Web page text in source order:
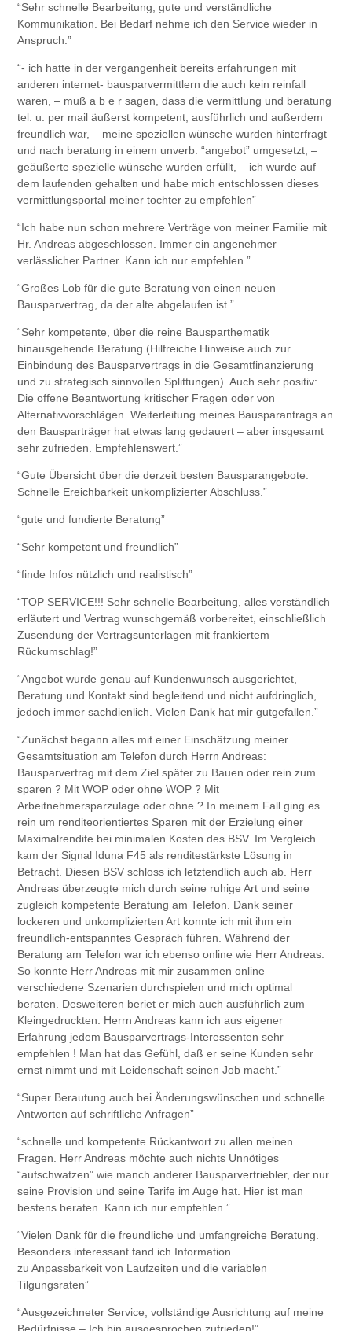
“Sehr schnelle Bearbeitung, gute und verständliche
Kommunikation. Bei Bedarf nehme ich den Service wieder in
Anspruch.”
“- ich hatte in der vergangenheit bereits erfahrungen mit
anderen internet- bausparvermittlern die auch kein reinfall
waren, – muß a b e r sagen, dass die vermittlung und beratung
tel. u. per mail äußerst kompetent, ausführlich und außerdem
freundlich war, – meine speziellen wünsche wurden hinterfragt
und nach beratung in einem unverb. “angebot” umgesetzt, –
geäußerte spezielle wünsche wurden erfüllt, – ich wurde auf
dem laufenden gehalten und habe mich entschlossen dieses
vermittlungsportal meiner tochter zu empfehlen”
“Ich habe nun schon mehrere Verträge von meiner Familie mit
Hr. Andreas abgeschlossen. Immer ein angenehmer
verlässlicher Partner. Kann ich nur empfehlen.”
“Großes Lob für die gute Beratung von einen neuen
Bausparvertrag, da der alte abgelaufen ist.”
“Sehr kompetente, über die reine Bausparthematik
hinausgehende Beratung (Hilfreiche Hinweise auch zur
Einbindung des Bausparvertrags in die Gesamtfinanzierung
und zu strategisch sinnvollen Splittungen). Auch sehr positiv:
Die offene Beantwortung kritischer Fragen oder von
Alternativvorschlägen. Weiterleitung meines Bausparantrags an
den Bausparträger hat etwas lang gedauert – aber insgesamt
sehr zufrieden. Empfehlenswert.”
“Gute Übersicht über die derzeit besten Bausparangebote.
Schnelle Ereichbarkeit unkomplizierter Abschluss.”
“gute und fundierte Beratung”
“Sehr kompetent und freundlich”
“finde Infos nützlich und realistisch”
“TOP SERVICE!!! Sehr schnelle Bearbeitung, alles verständlich
erläutert und Vertrag wunschgemäß vorbereitet, einschließlich
Zusendung der Vertragsunterlagen mit frankiertem
Rückumschlag!”
“Angebot wurde genau auf Kundenwunsch ausgerichtet,
Beratung und Kontakt sind begleitend und nicht aufdringlich,
jedoch immer sachdienlich. Vielen Dank hat mir gutgefallen.”
“Zunächst begann alles mit einer Einschätzung meiner
Gesamtsituation am Telefon durch Herrn Andreas:
Bausparvertrag mit dem Ziel später zu Bauen oder rein zum
sparen ? Mit WOP oder ohne WOP ? Mit
Arbeitnehmersparzulage oder ohne ? In meinem Fall ging es
rein um renditeorientiertes Sparen mit der Erzielung einer
Maximalrendite bei minimalen Kosten des BSV. Im Vergleich
kam der Signal Iduna F45 als renditestärkste Lösung in
Betracht. Diesen BSV schloss ich letztendlich auch ab. Herr
Andreas überzeugte mich durch seine ruhige Art und seine
zugleich kompetente Beratung am Telefon. Dank seiner
lockeren und unkomplizierten Art konnte ich mit ihm ein
freundlich-entspanntes Gespräch führen. Während der
Beratung am Telefon war ich ebenso online wie Herr Andreas.
So konnte Herr Andreas mit mir zusammen online
verschiedene Szenarien durchspielen und mich optimal
beraten. Desweiteren beriet er mich auch ausführlich zum
Kleingedruckten. Herrn Andreas kann ich aus eigener
Erfahrung jedem Bausparvertrags-Interessenten sehr
empfehlen ! Man hat das Gefühl, daß er seine Kunden sehr
ernst nimmt und mit Leidenschaft seinen Job macht.”
“Super Berautung auch bei Änderungswünschen und schnelle
Antworten auf schriftliche Anfragen”
“schnelle und kompetente Rückantwort zu allen meinen
Fragen. Herr Andreas möchte auch nichts Unnötiges
“aufschwatzen” wie manch anderer Bausparvertriebler, der nur
seine Provision und seine Tarife im Auge hat. Hier ist man
bestens beraten. Kann ich nur empfehlen.”
“Vielen Dank für die freundliche und umfangreiche Beratung.
Besonders interessant fand ich Information
zu Anpassbarkeit von Laufzeiten und die variablen
Tilgungsraten”
“Ausgezeichneter Service, vollständige Ausrichtung auf meine